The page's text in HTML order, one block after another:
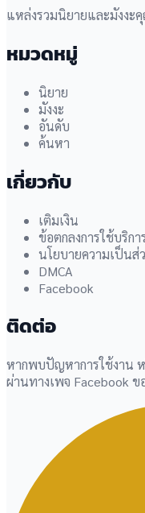
แหล่งรวมนิยายและมังงะ
หมวดหมู่
นิยาย
มังงะ
อันดับ
ค้นหา
เกี่ยวกับ
เติมเงิน
ข้อตกลงการใช้บริกา
นโยบายความเป็นส่
DMCA
Facebook
ติดต่อ
หากพบปัญหาการใช้งาน
ผ่านทางเพจ Facebook ข